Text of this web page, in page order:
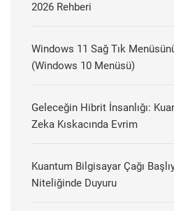
2026 Rehberi
Windows 11 Sağ Tık
(Windows 10 Menüsü)
Geleceğin Hibrit İnsanlığı:
Zeka Kıskacında Evrim
Kuantum Bilgisayar Çağı
Niteliğinde Duyuru